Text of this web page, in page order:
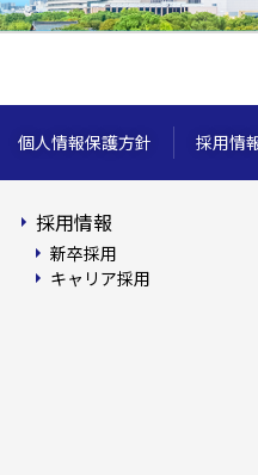
個人情報保護方針 採用情
採用情報
新卒採用
キャリア採用